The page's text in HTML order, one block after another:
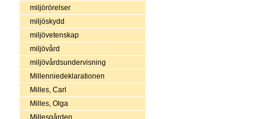
miljörörelser
miljöskydd
miljövetenskap
miljövård
miljövårdsundervisning
Millenniedeklarationen
Milles, Carl
Milles, Olga
Millesgården